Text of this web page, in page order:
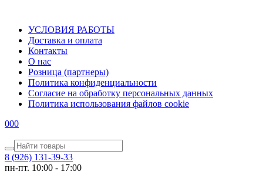
УСЛОВИЯ РАБОТЫ
Доставка и оплата
Контакты
О наc
Розница (партнеры)
Политика конфиденциальности
Согласие на обработку персональных данных
Политика использования файлов сookie
000
8 (926) 131-39-33
пн-пт. 10:00 - 17:00